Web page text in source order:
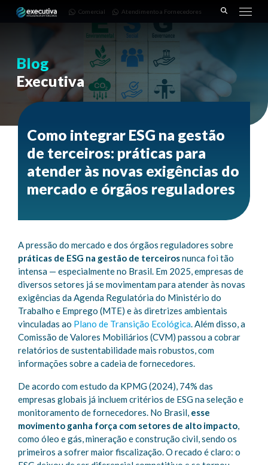
3668-
Pinhais
Comercial Atendimento a Fornecedores
Blog
Executiva
Como integrar ESG na gestão
de terceiros: práticas para
atender às novas exigências do
mercado e órgãos reguladores
A pressão do mercado e dos órgãos reguladores sobre
práticas de ESG na gestão de terceirosnunca foi tão
intensa — especialmente no Brasil. Em 2025, empresas de
diversos setores já se movimentam para atender às novas
exigências da Agenda Regulatória do Ministério do
Trabalho e Emprego (MTE) e às diretrizes ambientais
vinculadas ao Plano de Transição Ecológica. Além disso, a
Comissão de Valores Mobiliários (CVM) passou a cobrar
relatórios de sustentabilidade mais robustos, com
informações sobre a cadeia de fornecedores.
De acordo com estudo da KPMG (2024), 74% das
empresas globais já incluem critérios de ESG na seleção e
monitoramento de fornecedores. No Brasil, esse
movimento ganha força com setores de alto impacto,
como óleo e gás, mineração e construção civil, sendo os
primeiros a sofrer maior fiscalização. O recado é claro: o